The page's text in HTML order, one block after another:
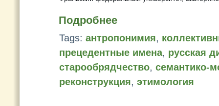
Подробнее
Tags: антропонимия,
прецедентные имена, русская
старообрядчество, семантико-
реконструкция, этимология